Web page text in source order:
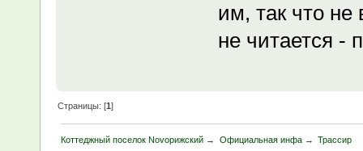
им, так что
не читается -
Страницы: [1]
Коттеджный поселок Novoрижский → Официальная инфа→ Трассир